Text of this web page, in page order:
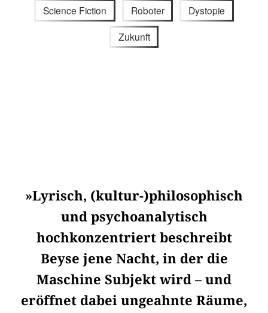
Science Fiction Roboter Dystopie
Zukunft
»Lyrisch, (kultur-)philosophisch
und psychoanalytisch
hochkonzentriert beschreibt
Beyse jene Nacht, in der die
Maschine Subjekt wird – und
eröffnet dabei ungeahnte Räume,